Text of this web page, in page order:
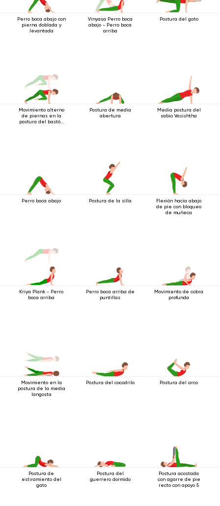
Perro boca abajo con
pierna doblada y
levantada
Vinyasa Perro boca
abajo - Perro boca
arriba
Postura del gato
Movimiento alterno
de piernas en la
postura del bastón
Postura de media
abertura
Media postura del
sabio Vasishtha
Perro boca abajo Postura de la silla
Flexión hacia abajo
de pie con bloqueo
de muñeca
Kriya Plank - Perro
boca arriba
Perro boca arriba de
puntillas
Movimiento de cobra
profunda
Movimiento en la
postura de la media
langosta
Postura del cocodrilo Postura del arco
Postura de
estiramiento del
gato
Postura del
guerrero dormido
Postura acostada
con agarre de pie
recto con apoyo 5